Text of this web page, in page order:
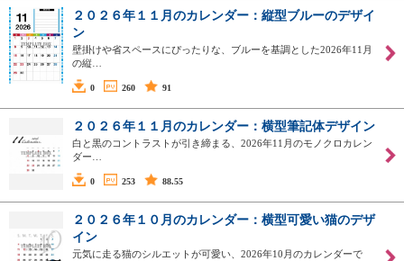
２０２６年１１月のカレンダー：縦型ブルーのデザイ
ン
壁掛けや省スペースにぴったりな、ブルーを基調とした2026年11月
の縦…
0 260 91
２０２６年１１月のカレンダー：横型筆記体デザイン
白と黒のコントラストが引き締まる、2026年11月のモノクロカレン
ダー…
0 253 88.55
２０２６年１０月のカレンダー：横型可愛い猫のデザ
イン
元気に走る猫のシルエットが可愛い、2026年10月のカレンダーで